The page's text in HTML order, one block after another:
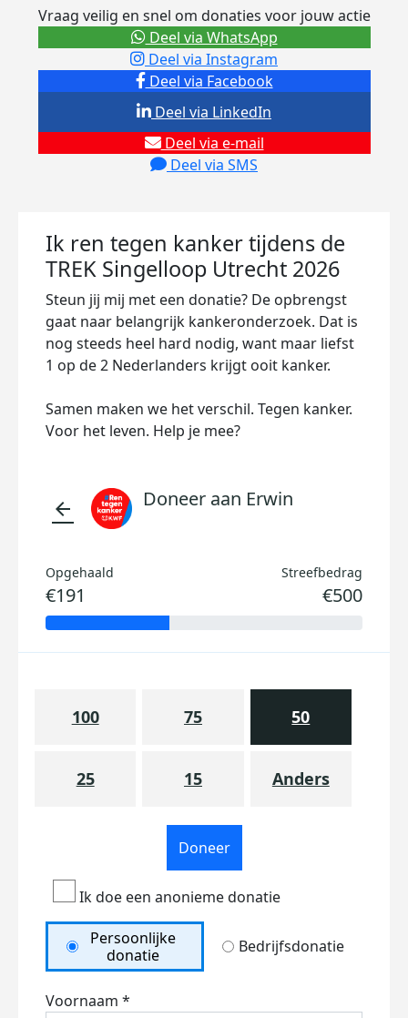
Vraag veilig en snel om donaties voor jouw actie
Deel via Facebook
Deel via Instagram
Deel via e-mail
Deel via SMS
Deel via LinkedIn
Deel via WhatsApp
Ik ren tegen kanker tijdens de
TREK Singelloop Utrecht 2026
Steun jij mij met een donatie? De opbrengst
gaat naar belangrijk kankeronderzoek. Dat is
nog steeds heel hard nodig, want maar liefst
1 op de 2 Nederlanders krijgt ooit kanker.
Samen maken we het verschil. Tegen kanker.
Voor het leven. Help je mee?
arrow_back Doneer aan Erwin
Opgehaald
€191
Streefbedrag
€500
100 75 50
25 15 Anders
Doneer
Ik doe een anonieme donatie
Persoonlijke
donatie
Bedrijfsdonatie
Voornaam *